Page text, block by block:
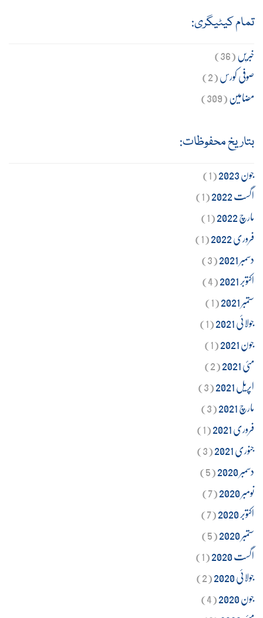
تمام کیٹیگری:
خبریں(36)
صوفی کورس(2)
مضامین(309)
بتاریخ محفوظات:
جون 2023
(1)
اگست 2022
(1)
مارچ 2022
(1)
فروری 2022
(1)
دسمبر 2021
(3)
اکتوبر 2021
(4)
ستمبر 2021
(1)
جولائی 2021
(1)
جون 2021
(1)
مئی 2021
(2)
اپریل 2021
(3)
مارچ 2021
(3)
فروری 2021
(1)
جنوری 2021
(3)
دسمبر 2020
(5)
نومبر 2020
(7)
اکتوبر 2020
(7)
ستمبر 2020
(5)
اگست 2020
(1)
جولائی 2020
(2)
جون 2020
(4)